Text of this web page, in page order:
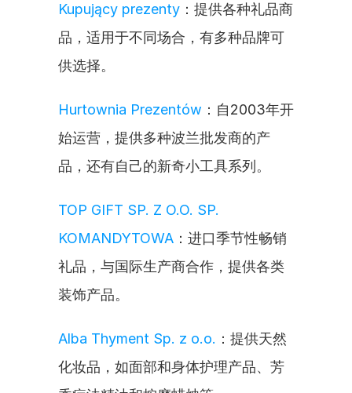
Kupujący prezenty ：提供各种礼品商
品，适用于不同场合，有多种品牌可
供选择。
Hurtownia Prezentów ：自2003年开
始运营，提供多种波兰批发商的产
品，还有自己的新奇小工具系列。
TOP GIFT SP. Z O.O. SP.
KOMANDYTOWA ：进口季节性畅销
礼品，与国际生产商合作，提供各类
装饰产品。
Alba Thyment Sp. z o.o. ：提供天然
化妆品，如面部和身体护理产品、芳